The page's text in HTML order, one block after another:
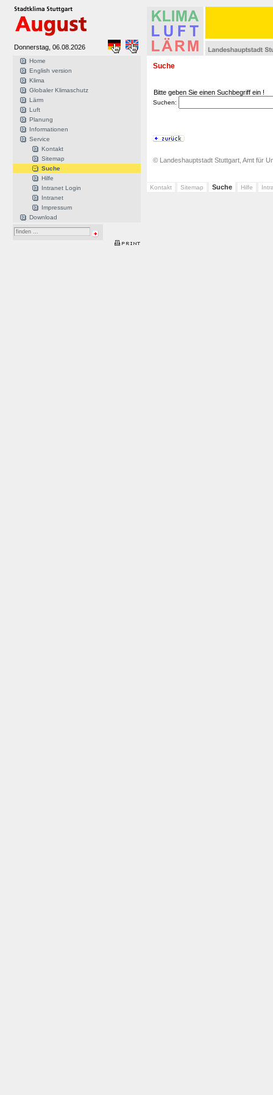
Donnerstag, 06.08.2026
Home
English version
Klima
Globaler Klimaschutz
Lärm
Luft
Planung
Informationen
Service
Kontakt
Sitemap
Suche
Hilfe
Intranet Login
Intranet
Impressum
Download
Suche
Bitte geben Sie einen Suchbegriff ein !
Suchen:
© Landeshauptstadt Stuttgart, Amt für
Kontakt Sitemap Suche Hilfe